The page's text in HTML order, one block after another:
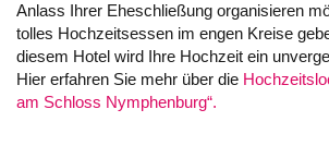
Anlass Ihrer Eheschließung organisieren
tolles Hochzeitsessen im engen Kreise
diesem Hotel wird Ihre Hochzeit ein
Hier erfahren Sie mehr über die
am Schloss Nymphenburg“.